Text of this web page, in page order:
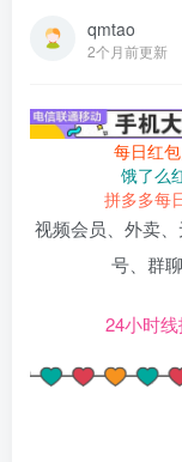
qmtao
2个月前更新
每日红
饿了么
拼多多每
视频会员、外卖
号、群
24小时